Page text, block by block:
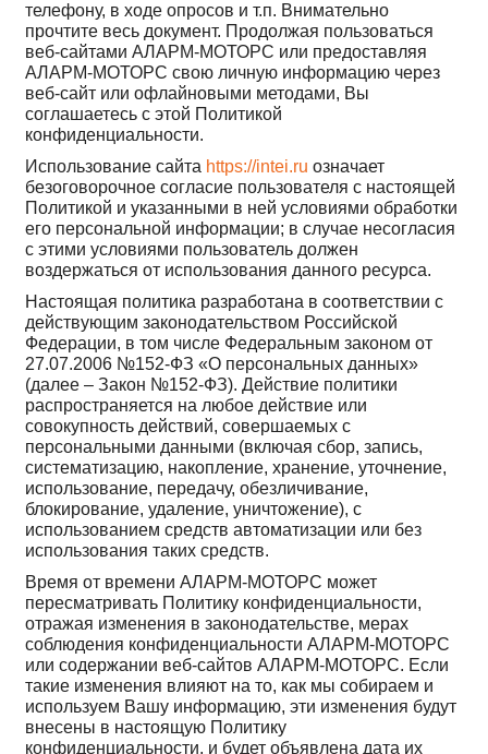
телефону, в ходе опросов и т.п. Внимательно
прочтите весь документ. Продолжая пользоваться
веб-сайтами АЛАРМ-МОТОРС или предоставляя
АЛАРМ-МОТОРС свою личную информацию через
веб-сайт или офлайновыми методами, Вы
соглашаетесь с этой Политикой
конфиденциальности.
Использование сайта https://intei.ru означает
безоговорочное согласие пользователя с настоящей
Политикой и указанными в ней условиями обработки
его персональной информации; в случае несогласия
с этими условиями пользователь должен
воздержаться от использования данного ресурса.
Настоящая политика разработана в соответствии с
действующим законодательством Российской
Федерации, в том числе Федеральным законом от
27.07.2006 №152-ФЗ «О персональных данных»
(далее – Закон №152-ФЗ). Действие политики
распространяется на любое действие или
совокупность действий, совершаемых с
персональными данными (включая сбор, запись,
систематизацию, накопление, хранение, уточнение,
использование, передачу, обезличивание,
блокирование, удаление, уничтожение), с
использованием средств автоматизации или без
использования таких средств.
Время от времени АЛАРМ-МОТОРС может
пересматривать Политику конфиденциальности,
отражая изменения в законодательстве, мерах
соблюдения конфиденциальности АЛАРМ-МОТОРС
или содержании веб-сайтов АЛАРМ-МОТОРС. Если
такие изменения влияют на то, как мы собираем и
используем Вашу информацию, эти изменения будут
внесены в настоящую Политику
конфиденциальности, и будет объявлена дата их